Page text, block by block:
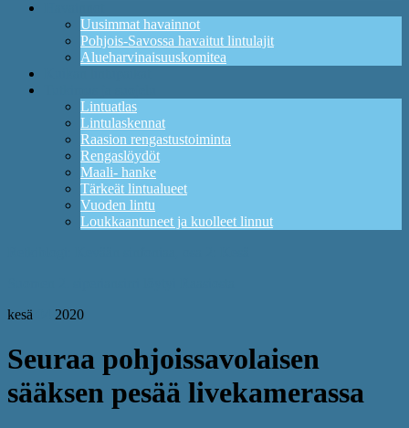
Uusimmat havainnot
Pohjois-Savossa havaitut lintulajit
Alueharvinaisuuskomitea
Lintuatlas
Lintulaskennat
Raasion rengastustoiminta
Rengaslöydöt
Maali- hanke
Tärkeät lintualueet
Vuoden lintu
Loukkaantuneet ja kuolleet linnut
kesä
2020
Seuraa pohjoissavolaisen
sääksen pesää livekamerassa